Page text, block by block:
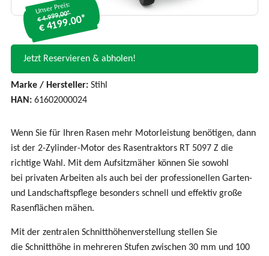
Unser Preis:
€ 4.999,00*
€ 4199.00*
Jetzt Reservieren & abholen!
Marke / Hersteller: Stihl
HAN: 61602000024
Wenn Sie für Ihren Rasen mehr Motorleistung benötigen, dann
ist der 2-Zylinder-Motor des Rasentraktors RT 5097 Z die
richtige Wahl. Mit dem Aufsitzmäher können Sie sowohl
bei privaten Arbeiten als auch bei der professionellen Garten-
und Landschaftspflege besonders schnell und effektiv große
Rasenflächen mähen.
Mit der zentralen Schnitthöhenverstellung stellen Sie
die Schnitthöhe in mehreren Stufen zwischen 30 mm und 100